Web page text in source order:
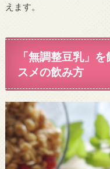
えます。
「無調整豆乳」
スメの飲み方